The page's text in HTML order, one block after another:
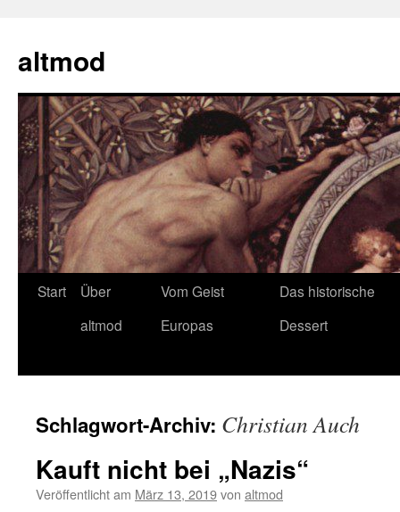
springen
altmod
Start
Über
altmod
Vom Geist
Europas
Das historische
Dessert
Schlagwort-Archiv: Christian Auch
Kauft nicht bei „Nazis“
Veröffentlicht am März 13, 2019von altmod